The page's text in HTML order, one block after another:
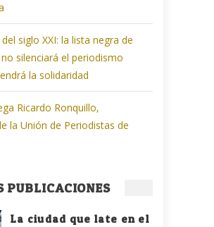
siglo XXI: la lista negra de
silenciará el periodismo
la solidaridad
Ricardo Ronquillo,
la Unión de Periodistas de
PUBLICACIONES
La ciudad que late en el